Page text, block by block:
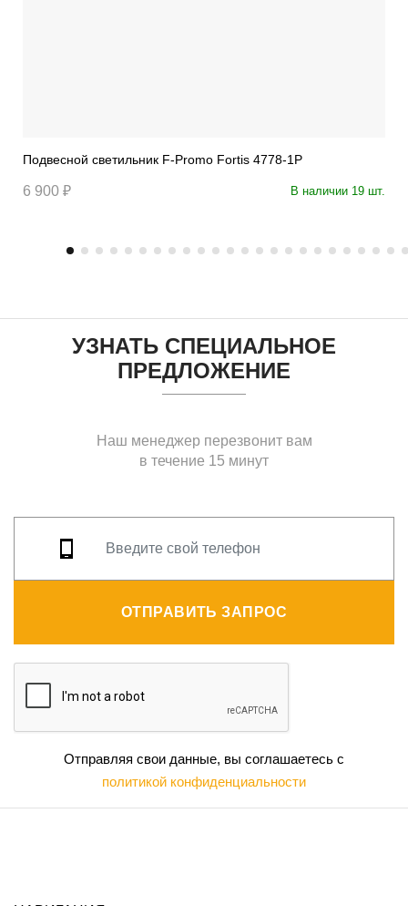
Подвесной светильник F-Promo Fortis 4778-1P
6 900 ₽ В наличии 19 шт.
УЗНАТЬ СПЕЦИАЛЬНОЕ
ПРЕДЛОЖЕНИЕ
Наш менеджер перезвонит вам
в течение 15 минут
ОТПРАВИТЬ ЗАПРОС
Отправляя свои данные, вы соглашаетесь с
политикой конфиденциальности